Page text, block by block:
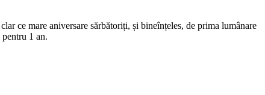
ce mare aniversare sărbătoriți, și bineînțeles, de prima lumânare
1 an.